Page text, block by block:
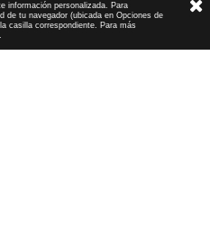
información personalizada. Para
de tu navegador (ubicada en Opciones de
casilla correspondiente. Para más
.